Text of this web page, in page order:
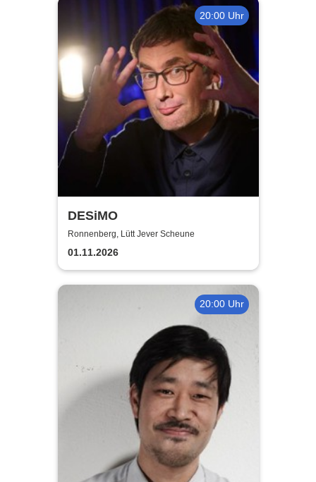
20:00 Uhr
DESiMO
Ronnenberg, Lütt Jever Scheune
01.11.2026
20:00 Uhr